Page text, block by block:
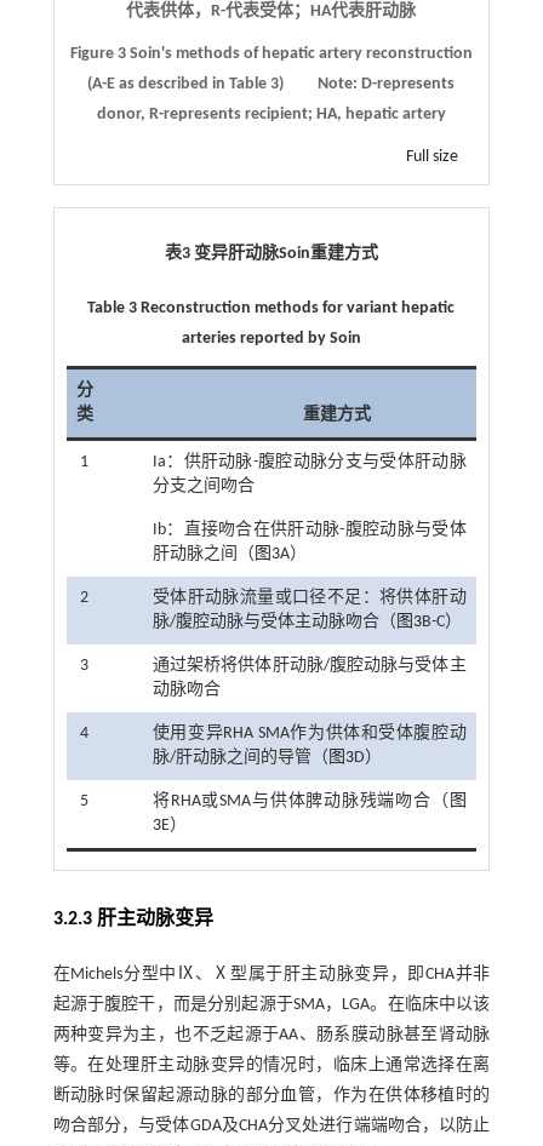
代表供体，R-代表受体；HA代表肝动脉
Figure 3 Soin's methods of hepatic artery reconstruction
(A-E as described in Table 3) Note: D-represents
donor, R-represents recipient; HA, hepatic artery
Full size
表3 变异肝动脉Soin重建方式
Table 3 Reconstruction methods for variant hepatic
arteries reported by Soin
分
类
重建方式
1
Ia：供肝动脉-腹腔动脉分支与受体肝动脉
分支之间吻合
Ib：直接吻合在供肝动脉-腹腔动脉与受体
肝动脉之间（ 图3A）
2
受体肝动脉流量或口径不足：将供体肝动
脉/腹腔动脉与受体主动脉吻合（ 图3B-C）
3
通过架桥将供体肝动脉/腹腔动脉与受体主
动脉吻合
4
使用变异RHA SMA作为供体和受体腹腔动
脉/肝动脉之间的导管（ 图3D）
5 将RHA或SMA与供体脾动脉残端吻合（ 图
3E）
3.2.3 肝主动脉变异
在Michels分型中Ⅸ、Ⅹ型属于肝主动脉变异，即CHA并非
起源于腹腔干，而是分别起源于SMA，LGA。在临床中以该
两种变异为主，也不乏起源于AA、肠系膜动脉甚至肾动脉
等。在处理肝主动脉变异的情况时，临床上通常选择在离
断动脉时保留起源动脉的部分血管，作为在供体移植时的
吻合部分，与受体GDA及CHA分叉处进行端端吻合，以防止